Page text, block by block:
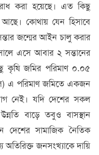
করা হয়েছে। এত কিছু
আছে। কোথায় যেন হিসাবে
জন্মের আইন চালু করার
এসে আবার ২ সন্তানের
কৃষি জমির পরিমাণ ০.০৫
এ পরিমাণ জমিতে একজন
নেই। যদি দেশের সকল
বাড়ে তবুও বাসস্থান
দেশের সামাজিক নৈতিক
জনসংখ্যাকে দায়ি